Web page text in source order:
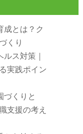
成とは？ク
くり
ス対策｜
実践ポイン
づくりと
支援の考え